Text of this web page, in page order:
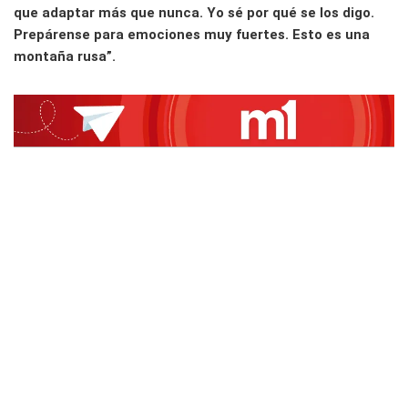
que adaptar más que nunca. Yo sé por qué se los digo.
Prepárense para emociones muy fuertes. Esto es una
montaña rusa”.